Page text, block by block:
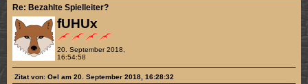
fUHUx
20. September 2018,
16:54:58
Re: Bezahlte Spielleiter?
Zitat von: Oel am 20. September 2018, 16:28:32